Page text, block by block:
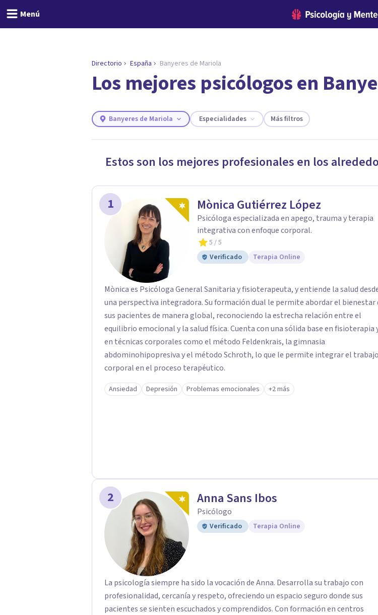
Menú
ENCONTRAR MI TERAPEUTA
¿Necesitas ayuda para encontrar el psicólogo
necesidades.
Responder cuestionario
Directorio España Banyeres de Mariola
Los mejores psicólogos en
Banyeres de Mariola Especialidades Más filtros
Estos son los mejores profesionales en los
1 Mònica Gutiérrez López
Psicóloga especializada en apego, trauma y terapia
integrativa con enfoque corporal.
5 / 5
Verificado
Terapia Online
Mònica es Psicóloga General Sanitaria y fisioterapeuta, y entiende la salud
una perspectiva integradora. Su formación dual le permite abordar el bienestar
sus pacientes de manera global, reconociendo la estrecha relación entre el
equilibrio emocional y la salud física. Cuenta con una sólida base en fisioterapia
en técnicas corporales como el método Feldenkrais, la gimnasia
abdominohipopresiva y el método Schroth, lo que le permite integrar el trabajo
corporal en el proceso terapéutico.
Ansiedad Depresión Problemas emocionales +2 más
2 Anna Sans Ibos
Psicólogo
Verificado Terapia Online
La psicología siempre ha sido la vocación de Anna. Desarrolla su trabajo con
profesionalidad, cercanía y respeto, ofreciendo un espacio seguro donde sus
pacientes se sienten escuchados y comprendidos. Con formación en centros